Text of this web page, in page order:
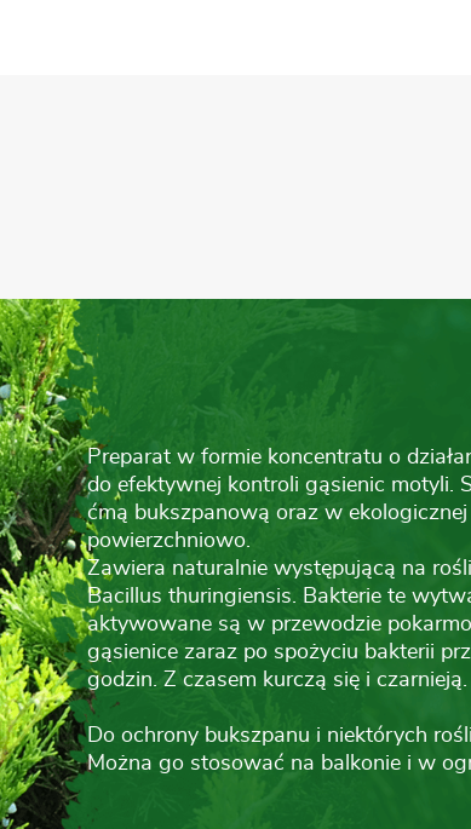
Preparat w formie koncentratu o
do efektywnej kontroli gąsienic motyli.
ćmą bukszpanową oraz w
powierzchniowo.
Zawiera naturalnie występującą na
Bacillus thuringiensis. Bakterie te
aktywowane są w przewodzie
gąsienice zaraz po spożyciu bakterii
godzin. Z czasem kurczą się i czarnieją.
Do ochrony bukszpanu i niektórych
Można go stosować na balkonie i w